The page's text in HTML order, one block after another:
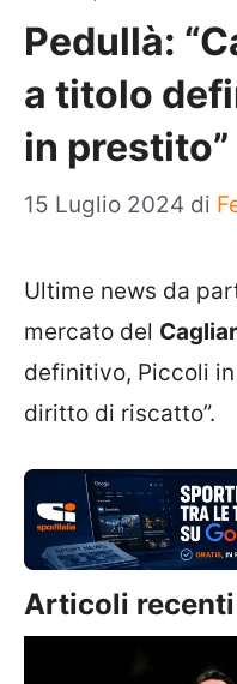
Pedullà:
a titolo
in prestito”
15 Luglio 2024 di
Ultime news da
mercato del
definitivo, Piccoli
diritto di riscatto”.
Articoli recenti